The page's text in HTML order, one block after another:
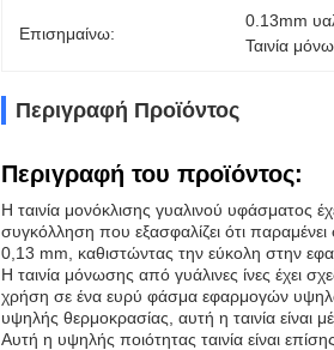
Επισημαίνω:
0.13mm
Ταινία
Περιγραφή Προϊόντος
Περιγραφή του προϊόντος:
Η ταινία μονόκλισης γυαλινού υφάσματος
συγκόλληση που εξασφαλίζει ότι
0,13 mm, καθιστώντας την εύκολη στην
Η ταινία μόνωσης από γυάλινες ίνες έχει
χρήση σε ένα ευρύ φάσμα εφαρμογών
υψηλής θερμοκρασίας, αυτή η ταινία είναι
Αυτή η υψηλής ποιότητας ταινία είναι